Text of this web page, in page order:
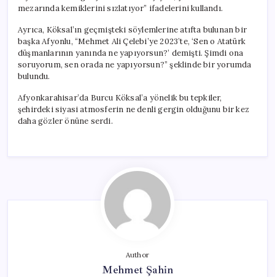
mezarında kemiklerini sızlatıyor” ifadelerini kullandı.
Ayrıca, Köksal’ın geçmişteki söylemlerine atıfta bulunan bir
başka Afyonlu, “Mehmet Ali Çelebi’ye 2023’te, ‘Sen o Atatürk
düşmanlarının yanında ne yapıyorsun?’ demişti. Şimdi ona
soruyorum, sen orada ne yapıyorsun?” şeklinde bir yorumda
bulundu.
Afyonkarahisar’da Burcu Köksal’a yönelik bu tepkiler,
şehirdeki siyasi atmosferin ne denli gergin olduğunu bir kez
daha gözler önüne serdi.
Author
Mehmet Şahin